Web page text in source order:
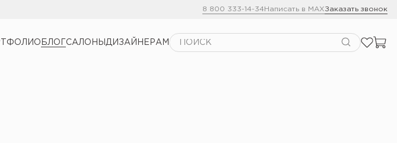
8 800 333-14-34Написать в MAXЗаказать звонок
БЛОГСАЛОНЫ ДИЗАЙНЕРАМ